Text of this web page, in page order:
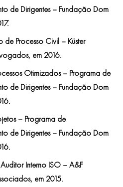
de Dirigentes – Fundação Dom
Processo Civil – Küster
em 2016.
Otimizados – Programa de
de Dirigentes – Fundação Dom
– Programa de
de Dirigentes – Fundação Dom
Interno ISO – A&F
em 2015.